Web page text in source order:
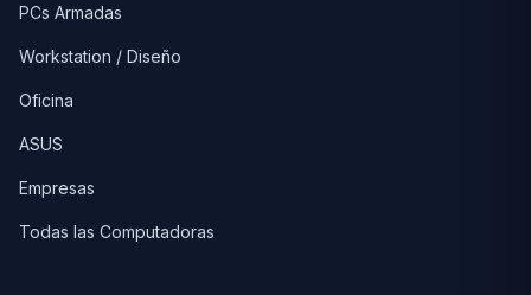
PCs Armadas
Workstation / Diseño
Oficina
ASUS
Empresas
Todas las Computadoras